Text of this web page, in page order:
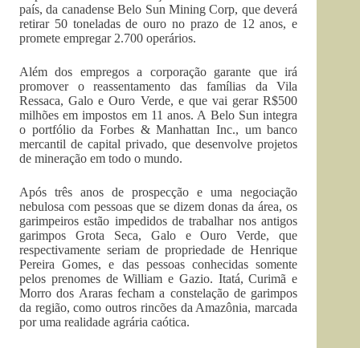
país, da canadense Belo Sun Mining Corp, que deverá
retirar 50 toneladas de ouro no prazo de 12 anos, e
promete empregar 2.700 operários.
Além dos empregos a corporação garante que irá
promover o reassentamento das famílias da Vila
Ressaca, Galo e Ouro Verde, e que vai gerar R$500
milhões em impostos em 11 anos. A Belo Sun integra
o portfólio da Forbes & Manhattan Inc., um banco
mercantil de capital privado, que desenvolve projetos
de mineração em todo o mundo.
Após três anos de prospecção e uma negociação
nebulosa com pessoas que se dizem donas da área, os
garimpeiros estão impedidos de trabalhar nos antigos
garimpos Grota Seca, Galo e Ouro Verde, que
respectivamente seriam de propriedade de Henrique
Pereira Gomes, e das pessoas conhecidas somente
pelos prenomes de William e Gazio. Itatá, Curimã e
Morro dos Araras fecham a constelação de garimpos
da região, como outros rincões da Amazônia, marcada
por uma realidade agrária caótica.